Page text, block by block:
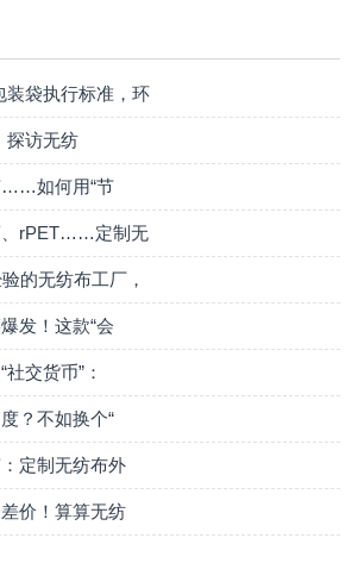
装袋执行标准，环
探访无纺
……如何用“节
、rPET……定制无
的无纺布工厂，
发！这款“会
交货币”：
？不如换个“
定制无纺布外
价！算算无纺